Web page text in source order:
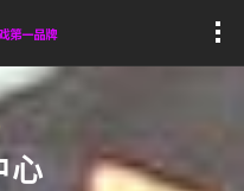
心